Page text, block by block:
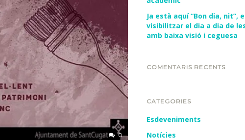
0
Ja està aquí “Bon dia, nit”,
visibilitzar el dia a dia de
amb baixa visió i ceguesa
COMENTARIS RECENTS
CATEGORIES
Esdeveniments
Notícies